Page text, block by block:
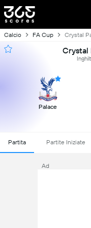
Calcio FA Cup Crystal
Crystal
Palace
Partita Partite Iniziate
Ad